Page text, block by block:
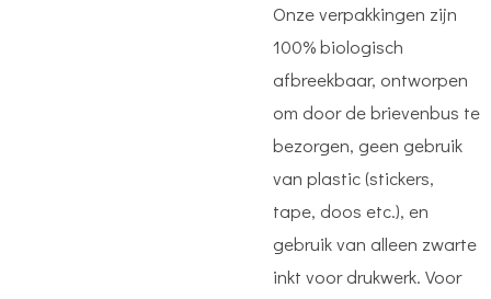
Onze verpakkingen zijn
100% biologisch
afbreekbaar, ontworpen
om door de brievenbus te
bezorgen, geen gebruik
van plastic (stickers,
tape, doos etc.), en
gebruik van alleen zwarte
inkt voor drukwerk. Voor